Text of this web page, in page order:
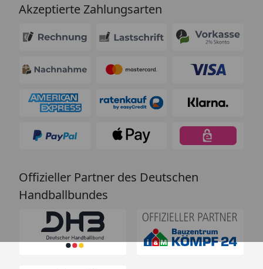
Akzeptierte Zahlungsarten
Offizieller Partner des Deutschen
Handballbundes